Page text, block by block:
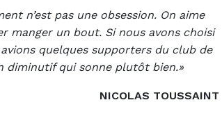
n’est pas une obsession. On aime
manger un bout. Si nous avons choisi
quelques supporters du club de
diminutif qui sonne plutôt bien.»
NICOLAS TOUSSAINT